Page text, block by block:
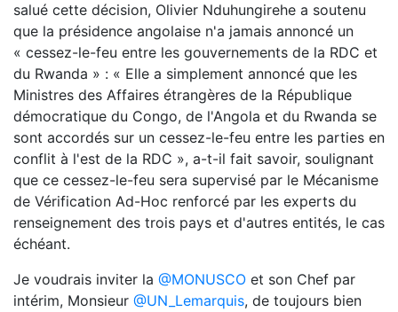
salué cette décision, Olivier Nduhungirehe a soutenu
que la présidence angolaise n'a jamais annoncé un
« cessez-le-feu entre les gouvernements de la RDC et
du Rwanda » : « Elle a simplement annoncé que les
Ministres des Affaires étrangères de la République
démocratique du Congo, de l'Angola et du Rwanda se
sont accordés sur un cessez-le-feu entre les parties en
conflit à l'est de la RDC », a-t-il fait savoir, soulignant
que ce cessez-le-feu sera supervisé par le Mécanisme
de Vérification Ad-Hoc renforcé par les experts du
renseignement des trois pays et d'autres entités, le cas
échéant.
Je voudrais inviter la @MONUSCO et son Chef par
intérim, Monsieur @UN_Lemarquis, de toujours bien